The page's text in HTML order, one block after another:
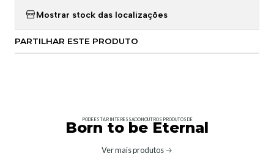
Mostrar stock das localizações
PARTILHAR ESTE PRODUTO
PODE ESTAR INTERESSADO NOUTROS PRODUTOS DE
Born to be Eternal
Ver mais produtos